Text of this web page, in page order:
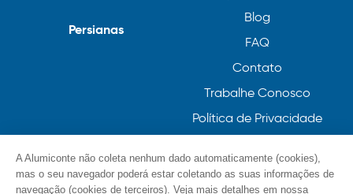
Blog
FAQ
Contato
Trabalhe Conosco
Política de Privacidade
Persianas
A Alumiconte não coleta nenhum dado automaticamente (cookies),
mas o seu navegador poderá estar coletando as suas informações de
navegação (cookies de terceiros). Veja mais detalhes em nossa